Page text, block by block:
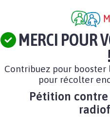
MERCI POUR
Contribuez pour
pour récolter
Pétition